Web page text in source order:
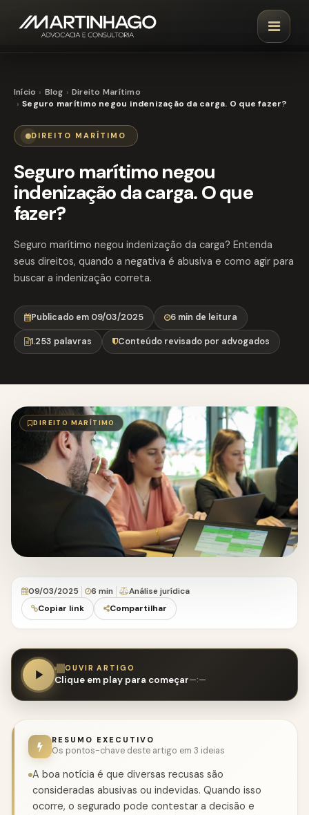
Início Blog
Direito Marítimo
Seguro marítimo negou indenização da carga. O que fazer?
DIREITO MARÍTIMO
Seguro marítimo negou
indenização da carga. O que
fazer?
Seguro marítimo negou indenização da carga? Entenda
seus direitos, quando a negativa é abusiva e como agir para
buscar a indenização correta.
Publicado em 09/03/2025 6 min de leitura
1.253 palavras Conteúdo revisado por advogados
DIREITO MARÍTIMO
09/03/2025 6 min
Análise jurídica
Copiar link
Compartilhar
OUVIR ARTIGO
Clique em play para começar—:—
RESUMO EXECUTIVO
Os pontos-chave deste artigo em 3 ideias
A boa notícia é que diversas recusas são
consideradas abusivas ou indevidas. Quando isso
ocorre, o segurado pode contestar a decisão e